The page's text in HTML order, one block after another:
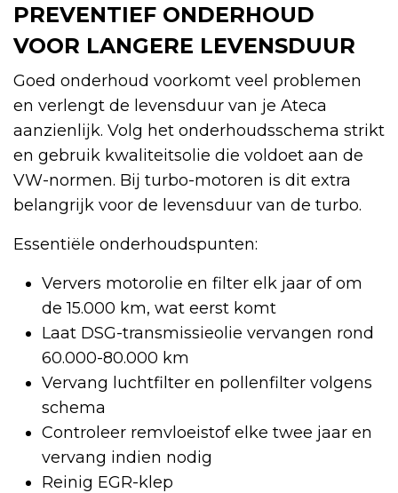
PREVENTIEF ONDERHOUD
VOOR LANGERE LEVENSDUUR
Goed onderhoud voorkomt veel problemen
en verlengt de levensduur van je Ateca
aanzienlijk. Volg het onderhoudsschema strikt
en gebruik kwaliteitsolie die voldoet aan de
VW-normen. Bij turbo-motoren is dit extra
belangrijk voor de levensduur van de turbo.
Essentiële onderhoudspunten:
Ververs motorolie en filter elk jaar of om
de 15.000 km, wat eerst komt
Laat DSG-transmissieolie vervangen rond
60.000-80.000 km
Vervang luchtfilter en pollenfilter volgens
schema
Controleer remvloeistof elke twee jaar en
vervang indien nodig
Reinig EGR-klep